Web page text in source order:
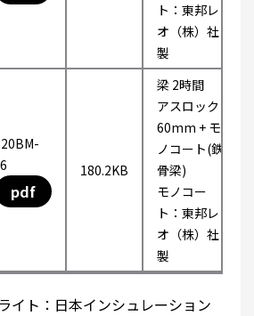
ト：東邦レ
オ（株）社
製
pdf
180.2KB
梁 2時間
アスロック
60mm + モ
ノコート(鉄
骨梁)
モノコー
ト：東邦レ
オ（株）社
製
イト：日本インシュレーション